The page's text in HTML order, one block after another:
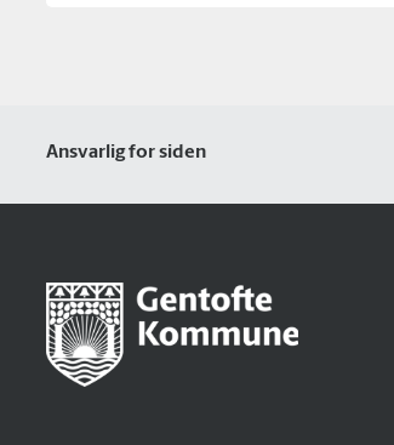
Ansvarlig for siden